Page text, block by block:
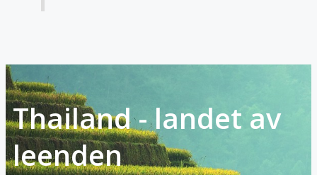
Thailand - landet av
leenden